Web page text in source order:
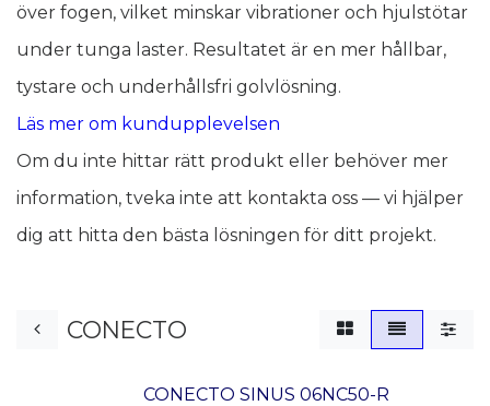
över fogen, vilket minskar vibrationer och hjulstötar
under tunga laster. Resultatet är en mer hållbar,
tystare och underhållsfri golvlösning.
Läs mer om kundupplevelsen
Om du inte hittar rätt produkt eller behöver mer
information, tveka inte att kontakta oss — vi hjälper
dig att hitta den bästa lösningen för ditt projekt.
CONECTO
CONECTO SINUS 06NC50-R